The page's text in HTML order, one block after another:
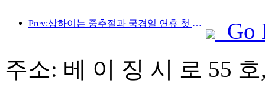
Prev:상하이는 중추절과 국경일 연휴 첫 4일간 1,511만 명이 넘는 방문객을 맞이했는데, 이는 전년 대비 20% 이상 증가한 수치입니다.
Go
주소: 베 이 징 시 로 55